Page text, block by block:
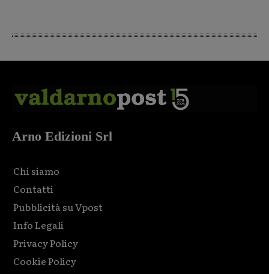
Arno Edizioni Srl
Chi siamo
Contatti
Pubblicità su Vpost
Info Legali
Privacy Policy
Cookie Policy